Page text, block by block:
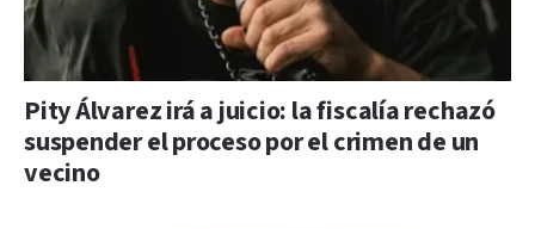
Pity Álvarez irá a juicio: la fiscalía rechazó
suspender el proceso por el crimen de un
vecino